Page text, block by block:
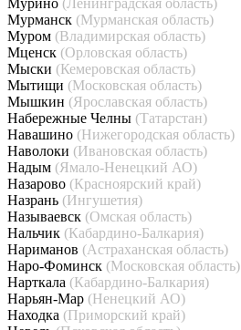
Мурино (Ленинградская область)
Мурманск (Мурманская область)
Муром (Владимирская область)
Мценск (Орловская область)
Мыски (Кемеровская область)
Мытищи (Московская область)
Мышкин (Ярославская область)
Набережные Челны (Татарстан)
Навашино (Нижегородская область)
Наволоки (Ивановская область)
Надым (Ямало-Ненецкий АО)
Назарово (Красноярский край)
Назрань (Ингушетия)
Называевск (Омская область)
Нальчик (Кабардино-Балкария)
Нариманов (Астраханская область)
Наро-Фоминск (Московская область)
Нарткала (Кабардино-Балкария)
Нарьян-Мар (Ненецкий АО)
Находка (Приморский край)